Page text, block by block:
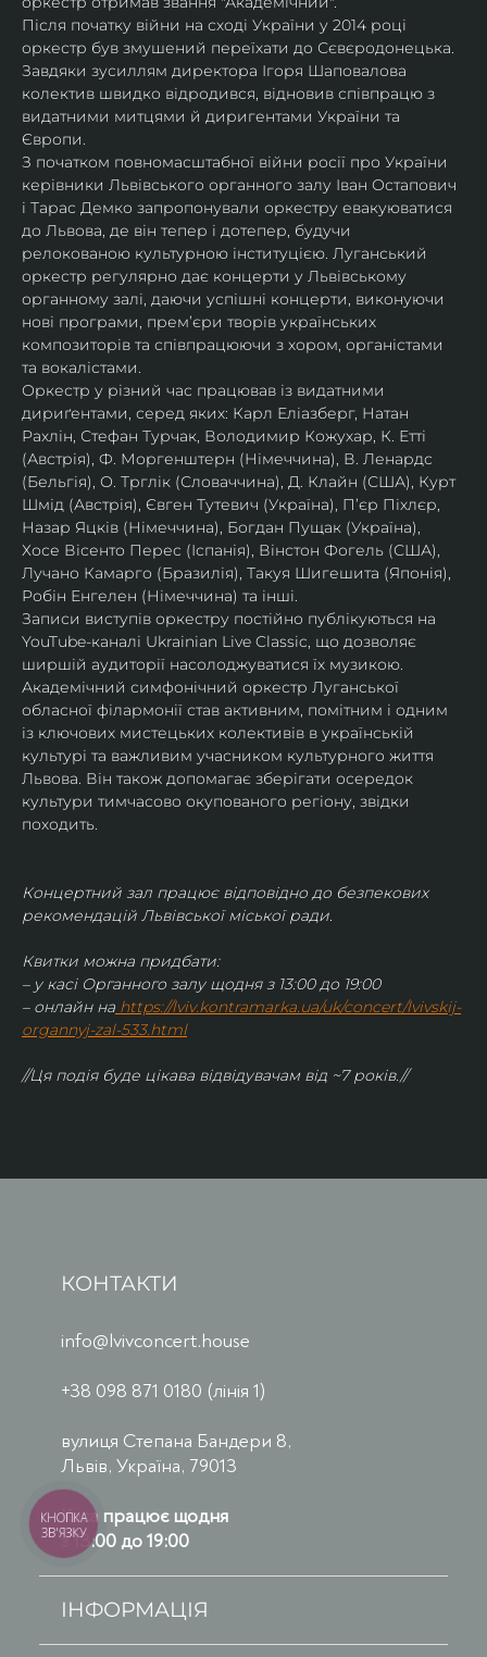
Після початку війни на сході України у 2014 році
оркестр був змушений переїхати до Сєвєродонецька.
Завдяки зусиллям директора Ігоря Шаповалова
колектив швидко відродився, відновив співпрацю з
видатними митцями й диригентами України та
Європи.
З початком повномасштабної війни росії про України
керівники Львівського органного залу Іван Остапович
і Тарас Демко запропонували оркестру евакуюватися
до Львова, де він тепер і дотепер, будучи
релокованою культурною інституцією. Луганський
оркестр регулярно дає концерти у Львівському
органному залі, даючи успішні концерти, виконуючи
нові програми, прем’єри творів українських
композиторів та співпрацюючи з хором, органістами
та вокалістами.
Оркестр у різний час працював із видатними
дириґентами, серед яких: Карл Еліазберг, Натан
Рахлін, Стефан Турчак, Володимир Кожухар, К. Етті
(Австрія), Ф. Моргенштерн (Німеччина), В. Ленардс
(Бельгія), О. Трглік (Словаччина), Д. Клайн (США), Курт
Шмід (Австрія), Євген Тутевич (Україна), П’єр Піхлєр,
Назар Яцків (Німеччина), Богдан Пущак (Україна),
Хосе Вісенто Перес (Іспанія), Вінстон Фогель (США),
Лучано Камарго (Бразилія), Такуя Шигешита (Японія),
Робін Енгелен (Німеччина) та інші.
Записи виступів оркестру постійно публікуються на
YouTube-каналі Ukrainian Live Classic, що дозволяє
ширшій аудиторії насолоджуватися їх музикою​.
Академічний симфонічний оркестр Луганської
обласної філармонії став активним, помітним і одним
із ключових мистецьких колективів в українській
культурі та важливим учасником культурного життя
Львова. Він також допомагає зберігати осередок
культури тимчасово окупованого регіону, звідки
походить.
Концертний зал працює відповідно до безпекових
рекомендацій Львівської міської ради.
Квитки можна придбати:
– у касі Органного залу щодня з 13:00 до 19:00
– онлайн на https://lviv.kontramarka.ua/uk/concert/lvivskij-
organnyj-zal-533.html
//Ця подія буде цікава відвідувачам від ~7 років.//
КОНТАКТИ
info@lvivconcert.house
+38 098 871 0180 (лінія 1)
вулиця Степана Бандери 8,
Львів, Україна, 79013
Каса працює щодня
з 13:00 до 19:00
ІНФОРМАЦІЯ
КНОПКА
ЗВ'ЯЗКУ